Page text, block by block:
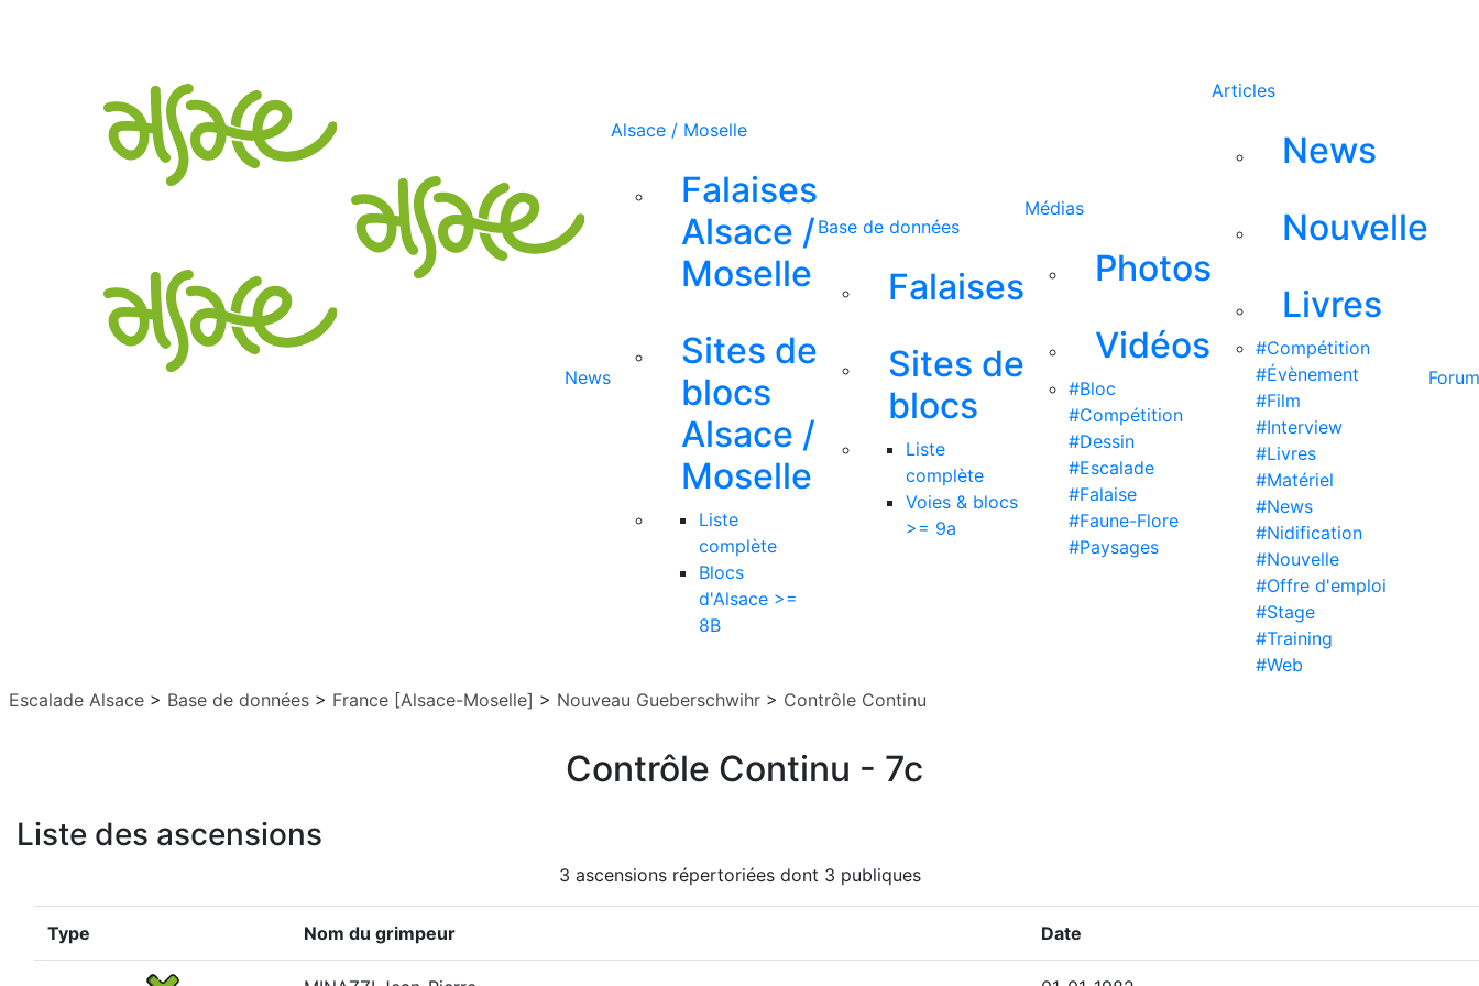
News
Alsace / Moselle
Falaises
Alsace /
Moselle
Sites de
blocs
Alsace /
Moselle
Liste
complète
Blocs
d'Alsace >=
8B
Base de données
Falaises
Sites de
blocs
Liste
complète
Voies & blocs
>= 9a
Médias
Photos
Vidéos
#Bloc
#Compétition
#Dessin
#Escalade
#Falaise
#Faune-Flore
#Paysages
Articles
News
Nouvelle
Livres
#Compétition
#Évènement
#Film
#Interview
#Livres
#Matériel
#News
#Nidification
#Nouvelle
#Offre d'emploi
#Stage
#Training
#Web
Forum
Escalade Alsace > Base de données > France [Alsace-Moselle] > Nouveau Gueberschwihr > Contrôle Continu
Contrôle Continu - 7c
Liste des ascensions
3 ascensions répertoriées dont 3 publiques
Type Nom du grimpeur Date